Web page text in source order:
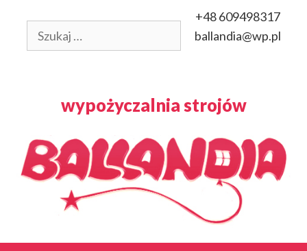
treści
+48 609498317
ballandia@wp.pl
wypożyczalnia strojów